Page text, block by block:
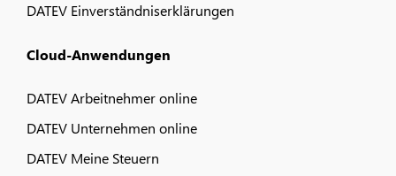
DATEV Einverständniserklärungen
Cloud-Anwendungen
DATEV Arbeitnehmer online
DATEV Unternehmen online
DATEV Meine Steuern